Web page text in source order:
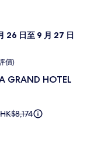
26 日至 9 月 27 日
分)，完美，(192 則評價)
價)
GRAND HOTEL
原
HK$8,174
GRAND HOTEL